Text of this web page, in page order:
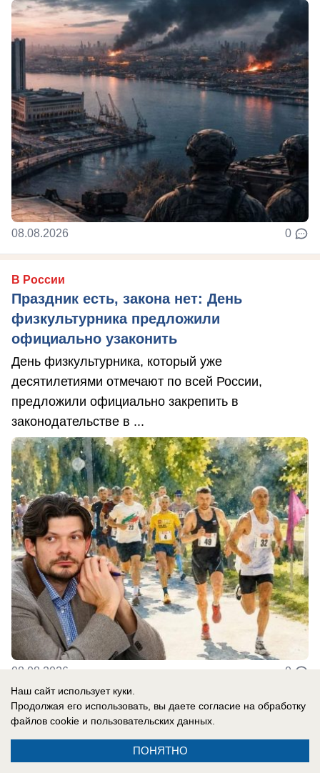
08.08.2026 0
В России
Праздник есть, закона нет: День
физкультурника предложили
официально узаконить
День физкультурника, который уже
десятилетиями отмечают по всей России,
предложили официально закрепить в
законодательстве в ...
08.08.2026 0
Наш сайт использует куки.
Продолжая его использовать, вы даете согласие на обработку
файлов cookie и пользовательских данных.
ПОНЯТНО